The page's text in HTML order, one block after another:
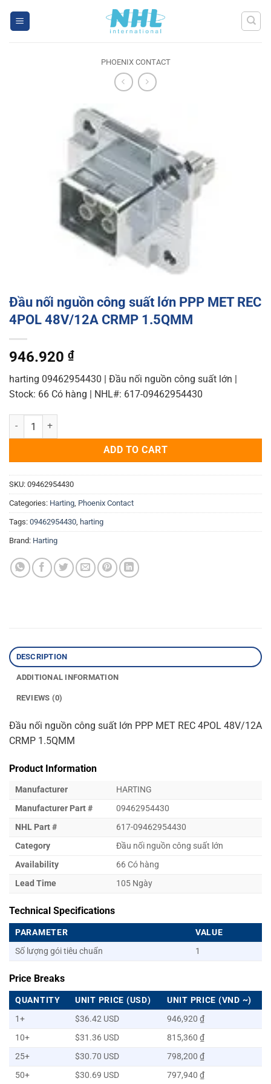
PHOENIX CONTACT
Đầu nối nguồn công suất lớn PPP MET REC
4POL 48V/12A CRMP 1.5QMM
946.920 ₫
harting 09462954430 | Đầu nối nguồn công suất lớn |
Stock: 66 Có hàng | NHL#: 617-09462954430
Đầu nối nguồn công suất lớn PPP MET REC 4POL 48V/12A CRMP
ADD TO CART
SKU: 09462954430
Categories: Harting Phoenix Contact
Tags: 09462954430 harting
Brand: Harting
DESCRIPTION
ADDITIONAL INFORMATION
REVIEWS (0)
Đầu nối nguồn công suất lớn PPP MET REC 4POL 48V/12A
CRMP 1.5QMM
Product Information
Manufacturer
HARTING
Manufacturer Part #
09462954430
NHL Part #
617-09462954430
Category
Đầu nối nguồn công suất lớn
Availability
66 Có hàng
Lead Time
105 Ngày
Technical Specifications
PARAMETER
VALUE
Số lượng gói tiêu chuẩn
1
Price Breaks
QUANTITY UNIT PRICE (USD)
UNIT PRICE (VND ~)
1+
$36.42 USD
946,920 ₫
10+
$31.36 USD
815,360 ₫
25+
$30.70 USD
798,200 ₫
50+
$30.69 USD 797,940 ₫